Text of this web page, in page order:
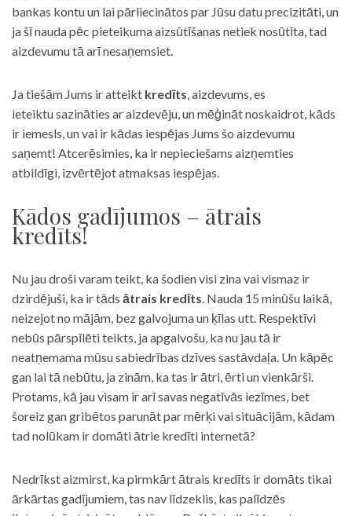
bankas kontu un lai pārliecinātos par Jūsu datu precizitāti, un
ja šī nauda pēc pieteikuma aizsūtīšanas netiek nosūtīta, tad
aizdevumu tā arī nesaņemsiet.
Ja tiešām Jums ir atteikt kredīts, aizdevums, es
ieteiktu sazināties ar aizdevēju, un mēģināt noskaidrot, kāds
ir iemesls, un vai ir kādas iespējas Jums šo aizdevumu
saņemt! Atcerēsimies, ka ir nepieciešams aizņemties
atbildīgi, izvērtējot atmaksas iespējas.
Kādos gadījumos – ātrais
kredīts!
Nu jau droši varam teikt, ka šodien visi zina vai vismaz ir
dzirdējuši, ka ir tāds ātrais kredīts. Nauda 15 minūšu laikā,
neizejot no mājām, bez galvojuma un ķīlas utt. Respektīvi
nebūs pārspīlēti teikts, ja apgalvošu, ka nu jau tā ir
neatņemama mūsu sabiedrības dzīves sastāvdaļa. Un kāpēc
gan lai tā nebūtu, ja zinām, ka tas ir ātri, ērti un vienkārši.
Protams, kā jau visam ir arī savas negatīvās iezīmes, bet
šoreiz gan gribētos parunāt par mērķi vai situācijām, kādam
tad nolūkam ir domāti ātrie kredīti internetā?
Nedrīkst aizmirst, ka pirmkārt ātrais kredīts ir domāts tikai
ārkārtas gadījumiem, tas nav līdzeklis, kas palīdzēs